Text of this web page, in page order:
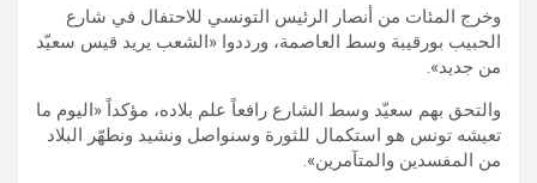
وخرج المئات من أنصار الرئيس التونسي للاحتفال في شارع
الحبيب بورقيبة وسط العاصمة، ورددوا «الشعب يريد قيس سعيّد
من جديد».
والتحق بهم سعيّد وسط الشارع رافعاً علم بلاده، مؤكداً «اليوم ما
تعيشه تونس هو استكمال للثورة وسنواصل ونشيد ونطهّر البلاد
من المفسدين والمتآمرين».